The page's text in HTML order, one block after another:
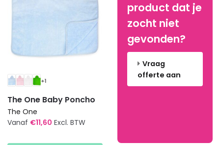
productpagina
+1
The One Baby Poncho
The One
Vanaf €11,60 Excl. BTW
product dat je
zocht niet
gevonden?
Vraag
offerte aan